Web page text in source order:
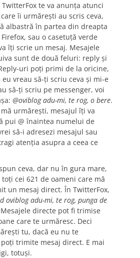
te va anunţa atunci
îi urmăreşti au scris ceva,
albastră în partea din dreapta
sau o casetuţă verde
îţi scrie un mesaj. Mesajele
sunt de două feluri: reply şi
uri poţi primi de la oricine,
vreau să-ţi scriu ceva şi mi-e
să-ţi scriu pe messenger, voi
@oviblog adu-mi, te rog, o bere.
urmăreşti, mesajul îţi va
pui @ înaintea numelui de
să-i adresezi mesajul sau
atenţia asupra a ceea ce
ceva, dar nu în gura mare,
cei 621 de oameni care mă
un mesaj direct. În TwitterFox,
d oviblog adu-mi, te rog, punga de
Mesajele directe pot fi trimise
care te urmăresc. Deci
tu, dacă eu nu te
trimite mesaj direct. E mai
totuşi.